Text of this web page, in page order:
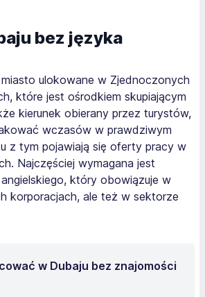
bez języka
ulokowane w Zjednoczonych
które jest ośrodkiem skupiającym
kierunek obierany przez turystów,
wczasów w prawdziwym
z tym pojawiają się oferty pracy w
Najczęściej wymagana jest
który obowiązuje w
korporacjach, ale też w sektorze
w Dubaju bez znajomości